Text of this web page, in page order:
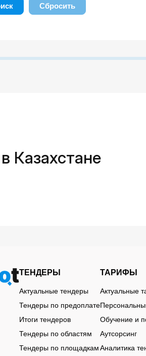
Сбросить
Казахстане
стоит
ТЕНДЕРЫ
Актуальные тендеры
Тендеры по предоплате
Итоги тендеров
Тендеры по областям
Тендеры по площадкам
ТАРИФЫ
Актуальные
Обучение и
Аутсорсинг
Аналитика